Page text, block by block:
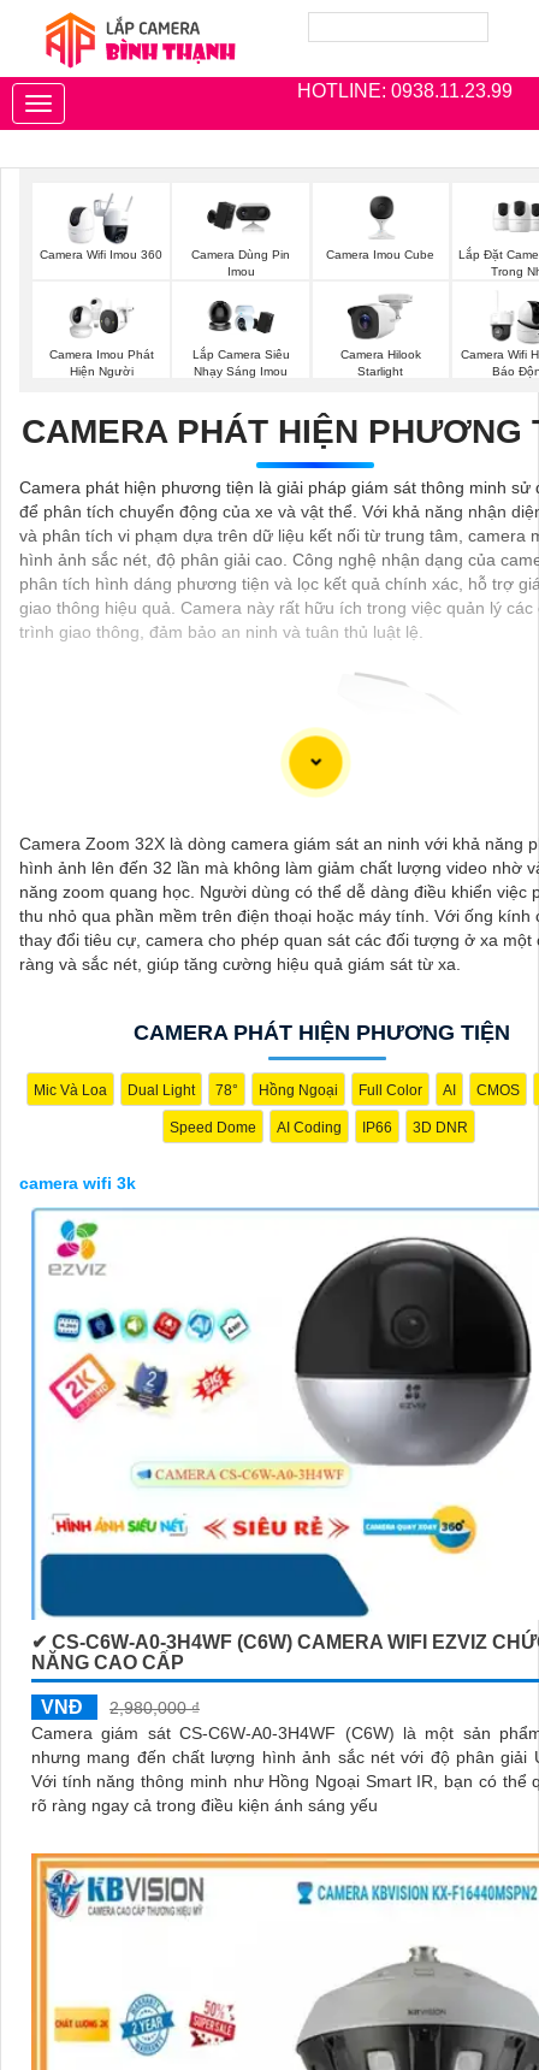
HOTLINE: 0938.11.23.99
Toggle
navigation
Camera Wifi Imou 360
Camera Dùng Pin
Imou
Camera Imou Cube
Lắp Đặt
Trong
Camera Imou Phát
Hiện Người
Lắp Camera Siêu
Nhạy Sáng Imou
Camera Hilook
Starlight
Camera Wifi
Báo
CAMERA PHÁT HIỆN PHƯƠNG
Camera phát hiện phương tiện là giải pháp giám sát thông minh sử
để phân tích chuyển động của xe và vật thể. Với khả năng nhận
và phân tích vi phạm dựa trên dữ liệu kết nối từ trung tâm, camera
hình ảnh sắc nét, độ phân giải cao. Công nghệ nhận dạng của
phân tích hình dáng phương tiện và lọc kết quả chính xác, hỗ trợ
giao thông hiệu quả. Camera này rất hữu ích trong việc quản lý các
trình giao thông, đảm bảo an ninh và tuân thủ luật lệ.
'
Camera Zoom 32X là dòng camera giám sát an ninh với khả năng
hình ảnh lên đến 32 lần mà không làm giảm chất lượng video nhờ
năng zoom quang học. Người dùng có thể dễ dàng điều khiển việc
thu nhỏ qua phần mềm trên điện thoại hoặc máy tính. Với ống kính
thay đổi tiêu cự, camera cho phép quan sát các đối tượng ở xa một
ràng và sắc nét, giúp tăng cường hiệu quả giám sát từ xa.
CAMERA PHÁT HIỆN PHƯƠNG TIỆN
Mic Và Loa Dual Light 78° Hồng Ngoại Full Color AI CMOS
Speed Dome AI Coding IP66 3D DNR
camera wifi 3k
✔ CS-C6W-A0-3H4WF (C6W) CAMERA WIFI EZVIZ
NĂNG CAO CẤP
VNĐ
2,980,000 ₫
Camera giám sát CS-C6W-A0-3H4WF (C6W) là một sản
nhưng mang đến chất lượng hình ảnh sắc nét với độ phân giải
Với tính năng thông minh như Hồng Ngoại Smart IR, bạn có thể
rõ ràng ngay cả trong điều kiện ánh sáng yếu